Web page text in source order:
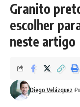
Granito
escolher
neste artigo
Diego Velázquez